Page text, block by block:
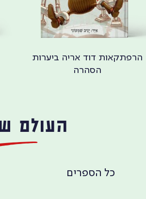
הרפתקאות דוד אריה ביערות
הסהרה
העולם
כל הספרים